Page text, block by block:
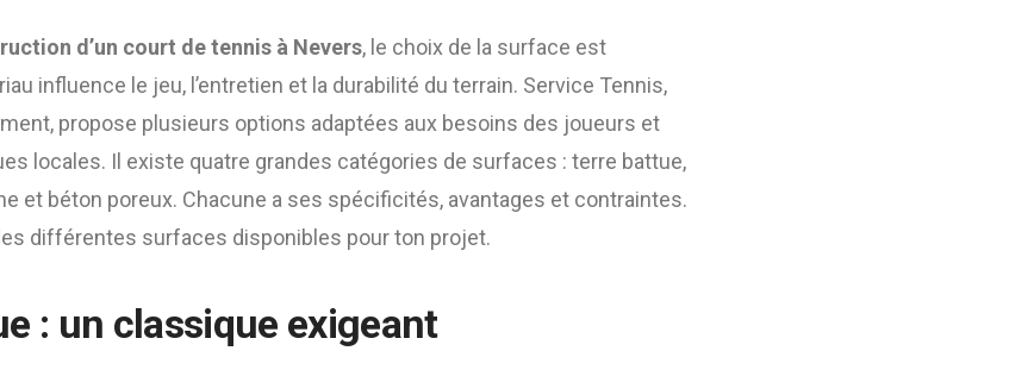
d’un court de tennis à Nevers, le choix de la surface est
influence le jeu, l’entretien et la durabilité du terrain. Service Tennis,
propose plusieurs options adaptées aux besoins des joueurs et
locales. Il existe quatre grandes catégories de surfaces : terre battue,
et béton poreux. Chacune a ses spécificités, avantages et contraintes.
différentes surfaces disponibles pour ton projet.
: un classique exigeant